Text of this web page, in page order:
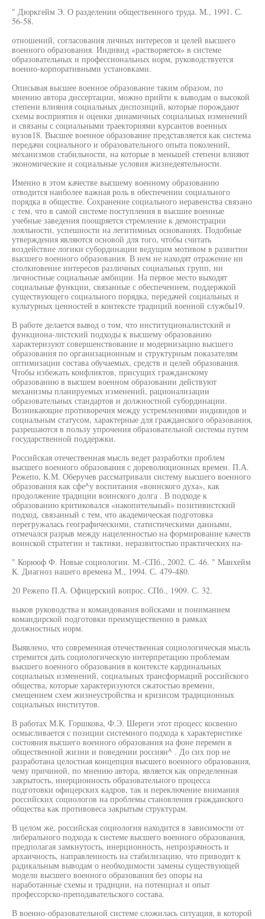
" Дюркгейм Э. О разделении общественного труда. М., 1991. С.
56-58.
отношений, согласования личных интересов и целей высшего
военного образования. Индивид «растворяется» в системе
образовательных и профессиональных норм, руководствуется
военно-корпоративными установками.
Описывая высшее военное образование таким образом, по
мнению автора диссертации, можно прийти к выводам о высокой
степени влияния социальных диспозиций, которые порождают
схемы восприятия и оценки динамичных социальных изменений
и связаны с социальными траекториями курсантов военных
вузов18. Высшее военное образование представляется как система
передачи социального и образовательного опыта поколений,
механизмов стабильности, на которые в меньшей степени влияют
экономические и социальные условия жизнедеятельности.
Именно в этом качестве высшему военному образованию
отводится наиболее важная роль в обеспечении социального
порядка в обществе. Сохранение социального неравенства связано
с тем, что в самой системе поступления в высшие военные
учебные заведения поощряется стремление к демонстрации
лояльности, успешности на легитимных основаниях. Подобные
утверждения являются основой для того, чтобы считать
воздействие логики субординации ведущим мотивом в развитии
высшего военного образования. В нем не находят отражение ни
столкновение интересов различных социальных групп, ни
личностные социальные амбиции. На первое место выходят
социальные функции, связанные с обеспечением, поддержкой
существующего социального порядка, передачей социальных и
культурных ценностей в контексте традиций военной службы19.
В работе делается вывод о том, что институционалистский и
функциона-листский подходы к высшему образованию
характеризуют совершенствование и модернизацию высшего
образования по организационным и структурным показателям
оптимизации состава обучаемых, средств и целей образования.
Чтобы избежать конфликтов, присущих гражданскому
образованию в высшем военном образовании действуют
механизмы планируемых изменений, рационализации
образовательных стандартов и должностной субординации.
Возникающие противоречия между устремлениями индивидов и
социальным статусом, характерные для гражданского образования,
разрешаются в пользу упрочения образовательной системы путем
государственной поддержки.
Российская отечественная мысль ведет разработки проблем
высшего военного образования с дореволюционных времен. П.А.
Режепо, К.М. Оберучев рассматривали систему высшего военного
образования как сфе^у воспитания «воинского духа», как
продолжение традиции воинского долга . В подходе к
образованию критиковался «накопительный» позитивистский
подход, связанный с тем, что академическая подготовка
перегружалась географическими, статистическими данными,
отмечался разрыв между нацеленностью на формирование качеств
воинской стратегии и тактики, неразвитостью практических на-
" Корюоф Ф. Новые социологии. М.-СПб., 2002. С. 46. " Манхейм
К. Диагноз нашего времена М., 1994. С. 479-480.
20 Режепо П.А. Офицерский вопрос. СПб., 1909. С. 32.
выков руководства и командования войсками и пониманием
командирской подготовки преимущественно в рамках
должностных норм.
Выявлено, что современная отечественная социологическая мысль
стремится дать социологическую интерпретацию проблемам
высшего военного образования в контексте кардинальных
социальных изменений, социальных трансформаций российского
общества, которые характеризуются сжатостью времени,
смещением схем жизнеустройства и кризисом традиционных
социальных институтов.
В работах М.К. Горшкова, Ф.Э. Шереги этот процесс косвенно
осмысливается с позиции системного подхода к характеристике
состояния высшего военного образования на фоне перемен в
общественной жизни и поведении россиян^ . До сих пор не
разработана целостная концепция высшего военного образования,
чему причиной, по мнению автора, является как определенная
закрытость, инерционность образовательного процесса
подготовки офицерских кадров, так и переключение внимания
российских социологов на проблемы становления гражданского
общества как противовеса закрытым структурам.
В целом же, российская социология находится в зависимости от
либерального подхода к системе высшего военного образования,
предполагая замкнутость, инерционность, непрозрачность и
архаичность, направленность на стабилизацию, что приводит к
радикальным выводам о необходимости замены существующей
модели высшего военного образования без опоры на
наработанные схемы и традиции, на потенциал и опыт
профессорско-преподавательского состава.
В военно-образовательной системе сложилась ситуация, в которой